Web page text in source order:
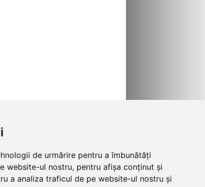
de urmărire pentru a îmbunătăți
website-ul nostru, pentru afișa conținut și
a analiza traficul de pe website-ul nostru și